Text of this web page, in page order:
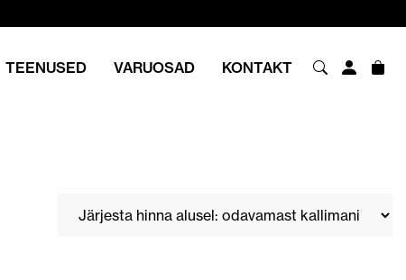
TEENUSED VARUOSAD KONTAKT